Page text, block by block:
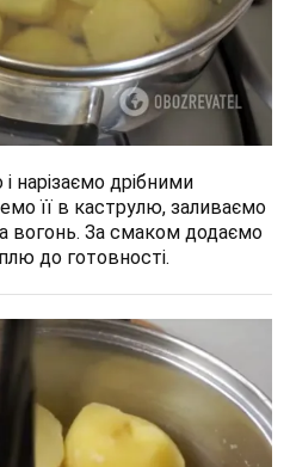
нарізаємо дрібними
її в каструлю, заливаємо
вогонь. За смаком додаємо
до готовності.